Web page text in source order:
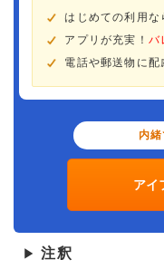
はじめての利用な
アプリが充実！ バ
電話や郵送物に配
内
アイ
▶ 注釈